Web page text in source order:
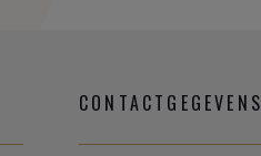
CONTACTGEGEVENS